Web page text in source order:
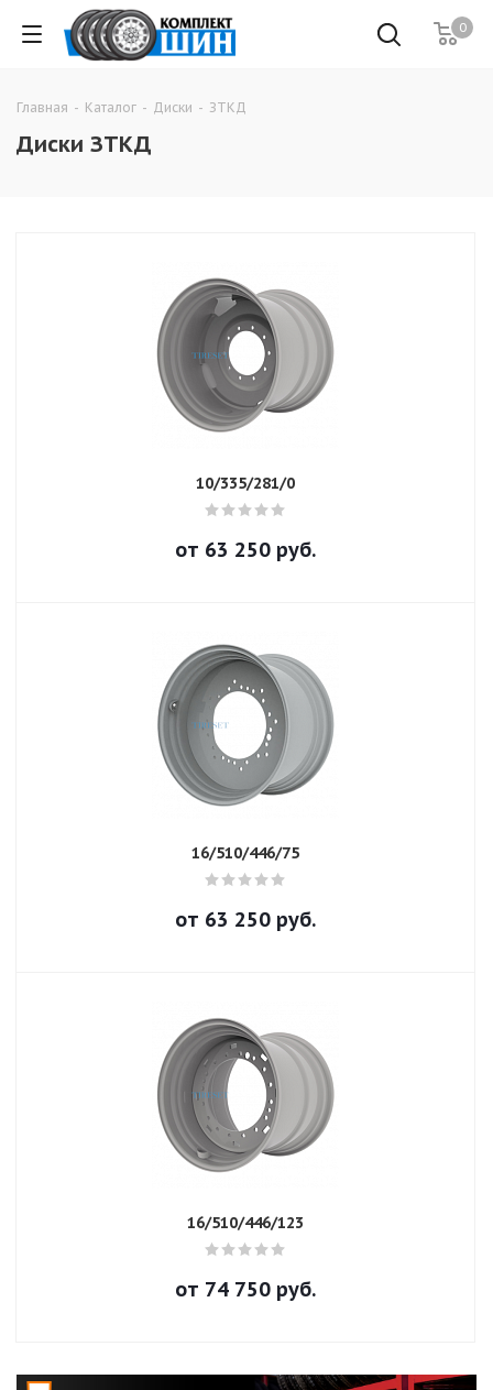
0
Главная - Каталог - Диски - ЗТКД
Диски ЗТКД
10/335/281/0
от 63 250 руб.
16/510/446/75
от 63 250 руб.
16/510/446/123
от 74 750 руб.